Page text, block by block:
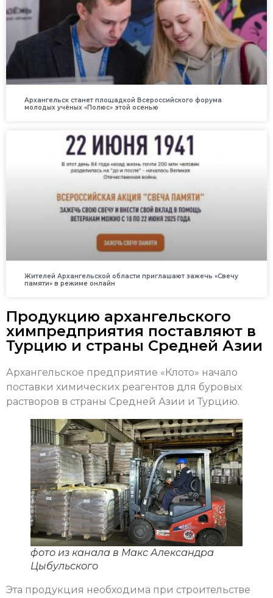
Архангельск станет площадкой Всероссийского форума
молодых учёных «Полюс» этой осенью
Жителей Архангельской области приглашают зажечь «Свечу
памяти» в режиме онлайн
Продукцию архангельского
химпредприятия поставляют в
Турцию и страны Средней Азии
Архангельское предприятие «Клото» начало
поставки химических реагентов для буровых
растворов в страны Средней Азии и Турцию.
фото из канала в Макс Александра
Цыбульского
Эта продукция необходима при строительстве